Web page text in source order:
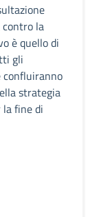
la
è quello di
gli
confluiranno
strategia
la fine di